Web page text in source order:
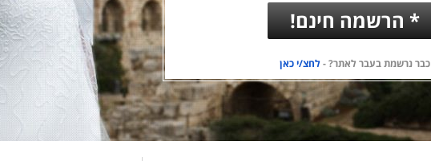
* הרשמה חינם!
כבר נרשמת בעבר לאתר? -לחצ/י כאן